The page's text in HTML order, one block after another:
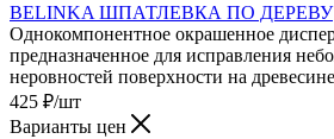
BELINKA ШПАТЛЕВКА ПО ДЕРЕВУ
Однокомпонентное окрашенное
предназначенное для исправления
неровностей поверхности на
425 ₽/шт
Варианты цен